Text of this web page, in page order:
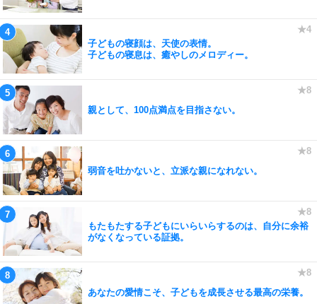
子どもの寝顔は、天使の表情。
子どもの寝息は、癒やしのメロディー。
親として、100点満点を目指さない。
弱音を吐かないと、立派な親になれない。
もたもたする子どもにいらいらするのは、自分に余裕
がなくなっている証拠。
あなたの愛情こそ、子どもを成長させる最高の栄養。